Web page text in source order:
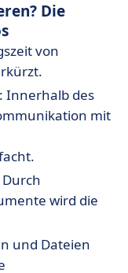
Die
von
: Innerhalb des
mit
Durch
wird die
und Dateien